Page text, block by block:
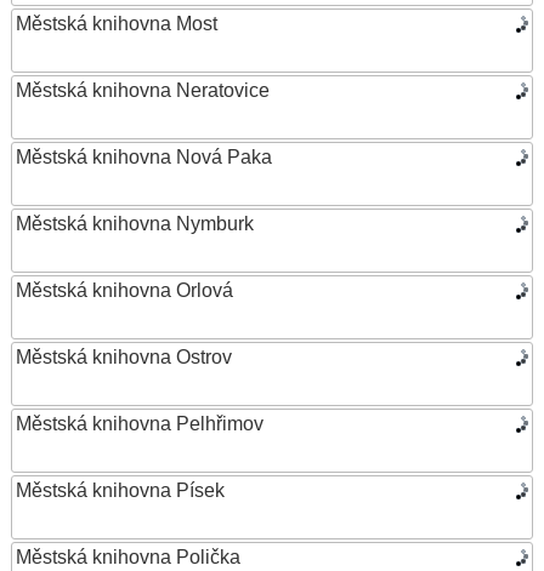
Městská knihovna Most
Městská knihovna Neratovice
Městská knihovna Nová Paka
Městská knihovna Nymburk
Městská knihovna Orlová
Městská knihovna Ostrov
Městská knihovna Pelhřimov
Městská knihovna Písek
Městská knihovna Polička